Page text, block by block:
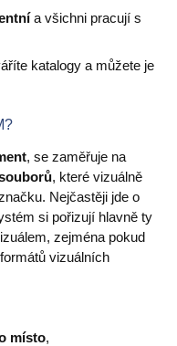
a všichni pracují s
katalogy a můžete je
, se zaměřuje na
, které vizuálně
Nejčastěji jde o
si pořizují hlavně ty
zejména pokud
vizuálních
místo,